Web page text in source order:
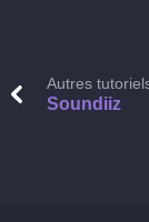
Autres
Soundiiz